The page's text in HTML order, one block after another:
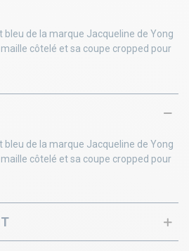
bleu de la marque Jacqueline de Yong
côtelé et sa coupe cropped pour
bleu de la marque Jacqueline de Yong
côtelé et sa coupe cropped pour